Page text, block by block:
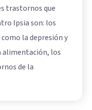
trastornos que
Ipsia son: los
la depresión y
alimentación, los
de la